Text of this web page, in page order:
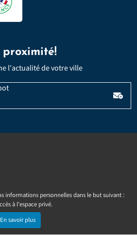
informations personnelles dans le but suivant :
à l'espace privé.
En savoir plus
Menu
proximité!
l'actualité de votre ville
Email
du sitePolitique d’accessibilité